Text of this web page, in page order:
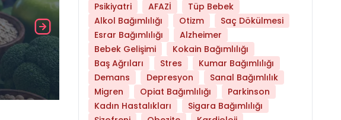
Daha Az Protein Tüketmek Yaşlanmayı
Psikiyatri AFAZİ
Tüp Bebek
Alkol Bağımlılığı
Otizm
Saç Dökülmesi
Esrar Bağımlılığı
Alzheimer
Bebek Gelişimi
Kokain Bağımlılığı
Baş Ağrıları
Stres
Kumar Bağımlılığı
Demans
Depresyon
Sanal Bağımlılık
Migren
Opiat Bağımlılığı
Parkinson
Kadın Hastalıkları
Sigara Bağımlılığı